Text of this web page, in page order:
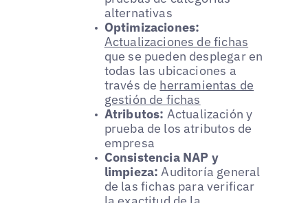
alternativas
Optimizaciones:
Actualizaciones de fichas
que se pueden desplegar en
todas las ubicaciones a
través de herramientas de
gestión de fichas
Atributos: Actualización y
prueba de los atributos de
empresa
Consistencia NAP y
limpieza: Auditoría general
de las fichas para verificar